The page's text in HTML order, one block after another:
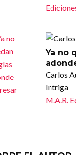
Ya no
Carlos
Intriga
M.A.R.